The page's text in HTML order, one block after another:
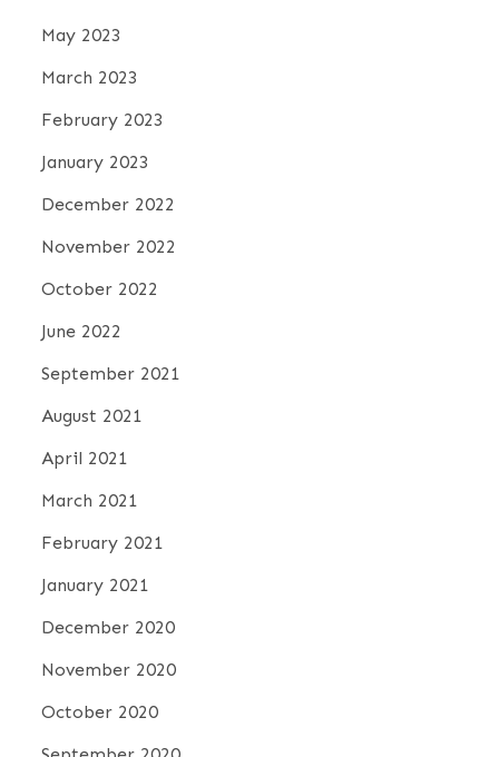
May 2023
March 2023
February 2023
January 2023
December 2022
November 2022
October 2022
June 2022
September 2021
August 2021
April 2021
March 2021
February 2021
January 2021
December 2020
November 2020
October 2020